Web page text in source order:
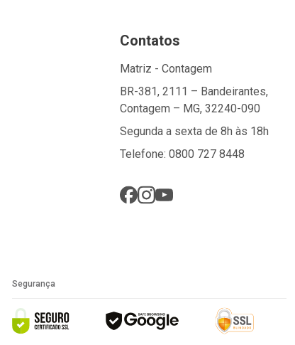
Contatos
Matriz - Contagem
BR-381, 2111 – Bandeirantes,
Contagem – MG, 32240-090
Segunda a sexta de 8h às 18h
Telefone: 0800 727 8448
Segurança